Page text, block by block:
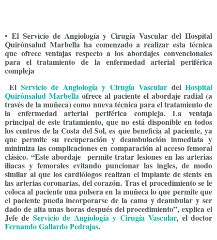
• El Servicio de Angiología y Cirugía Vascular del Hospital
Quirónsalud Marbella ha comenzado a realizar esta técnica
que ofrece ventajas respecto a los abordajes convencionales
para el tratamiento de la enfermedad arterial periférica
compleja
El Servicio de Angiología y Cirugía Vascular delHospital
Quirónsalud Marbella ofreceal paciente el abordaje radial (a
través de la muñeca) como nueva técnica para el tratamiento de
la enfermedad arterial periférica compleja. La ventaja
principal de este tratamiento, que no está disponible en todos
los centros de la Costa del Sol, es que beneficia al paciente, ya
que permite su recuperación y deambulación inmediata y
minimiza las complicaciones en comparación al acceso femoral
clásico. “Este abordaje permite tratar lesiones en las arterias
iliacas y femorales evitando puncionar las ingles, de modo
similar al que los cardiólogos realizan el implante de stents en
las arterias coronarias, del corazón. Tras el procedimiento se le
coloca al paciente una pulsera en la muñeca lo que permite que
el paciente pueda incorporarse de la cama y deambular y ser
dado de alta unas horas después del procedimiento”, explica el
Jefe de Servicio de Angiología y Cirugía Vascular, el doctor
Fernando Gallardo Pedrajas.